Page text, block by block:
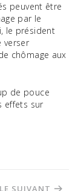
peuvent être
par le
le président
verser
chômage aux
de pouce
effets sur
SUIVANT